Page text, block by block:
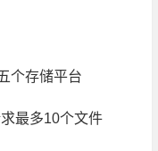
个存储平台
最多10个文件